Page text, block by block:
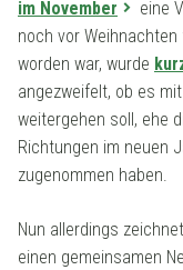
im November
eine
noch vor
worden war, wurde
angezweifelt, ob es
weitergehen soll, ehe
Richtungen im neuen
zugenommen haben.
Nun allerdings
einen gemeinsamen